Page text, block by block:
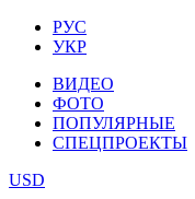
РУС
УКР
ВИДЕО
ФОТО
ПОПУЛЯРНЫЕ
СПЕЦПРОЕКТЫ
USD